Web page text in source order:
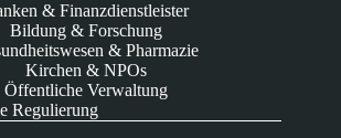
& Finanzdienstleister
Bildung & Forschung
& Pharmazie
Kirchen & NPOs
Öffentliche Verwaltung
Regulierung